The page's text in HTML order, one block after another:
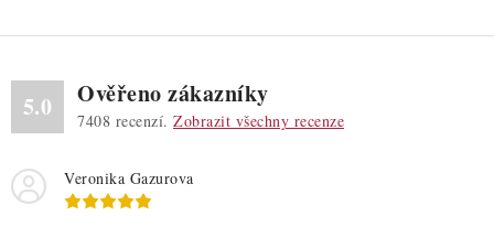
5.0 Ověřeno zákazníky
7408 recenzí. Zobrazit všechny recenze
Veronika Gazurova